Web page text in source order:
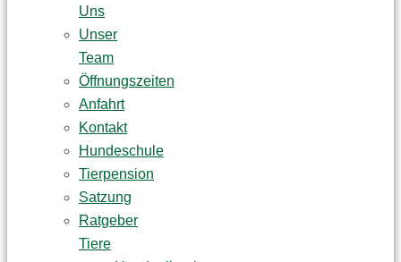
Uns
Unser
Team
Öffnungszeiten
Anfahrt
Kontakt
Hundeschule
Tierpension
Satzung
Ratgeber
Tiere